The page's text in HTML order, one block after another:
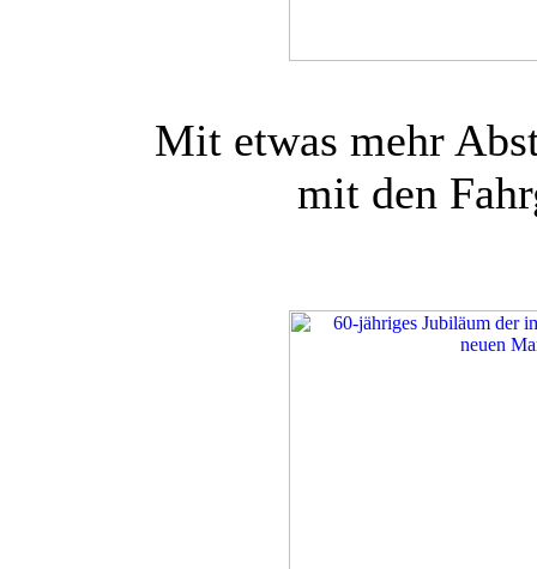
Mit etwas mehr
mit den